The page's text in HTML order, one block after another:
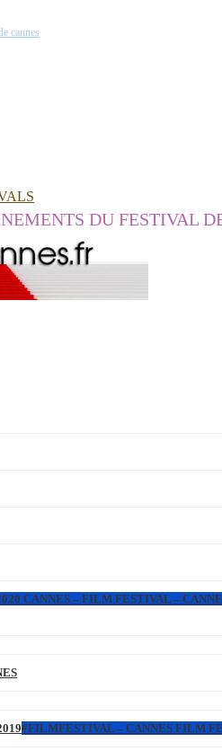
cannes
DU FESTIVAL
CANNES – FILM FESTIVAL –
#FILMFESTIVAL – CANNES FILM